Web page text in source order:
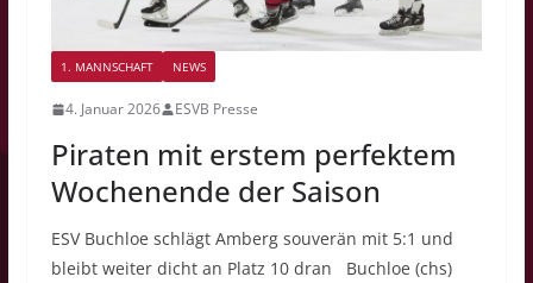
1. MANNSCHAFT NEWS
4. Januar 2026 ESVB Presse
Piraten mit erstem perfektem
Wochenende der Saison
ESV Buchloe schlägt Amberg souverän mit 5:1 und
bleibt weiter dicht an Platz 10 dran Buchloe (chs)